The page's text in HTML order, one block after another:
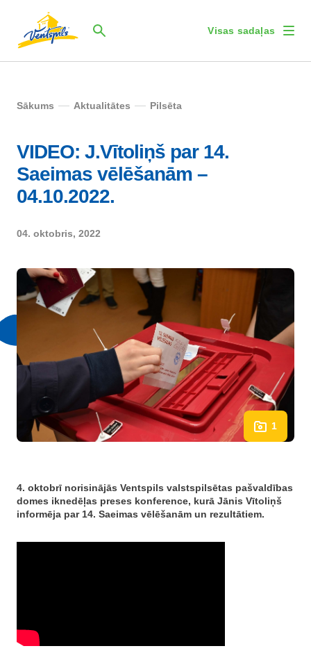
Visas sadaļas
Sākums Aktualitātes Pilsēta
VIDEO: J.Vītoliņš par 14.
Saeimas vēlēšanām –
04.10.2022.
04. oktobris, 2022
1
4. oktobrī norisinājās Ventspils valstspilsētas pašvaldības
domes iknedēļas preses konference, kurā Jānis Vītoliņš
informēja par 14. Saeimas vēlēšanām un rezultātiem.